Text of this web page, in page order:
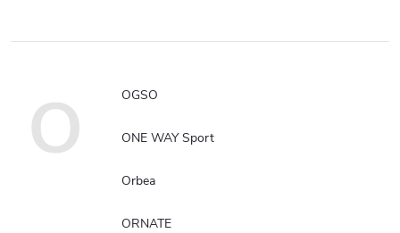
O OGSO
ONE WAY Sport
Orbea
ORNATE